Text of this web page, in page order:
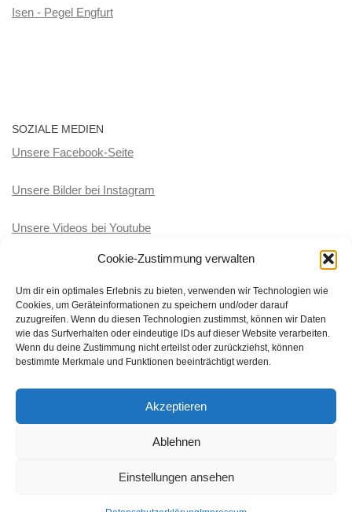
Cookie-Zustimmung verwalten
Um dir ein optimales Erlebnis zu bieten, verwenden wir Technologien wie
Cookies, um Geräteinformationen zu speichern und/oder darauf
zuzugreifen. Wenn du diesen Technologien zustimmst, können wir Daten
wie das Surfverhalten oder eindeutige IDs auf dieser Website verarbeiten.
Wenn du deine Zustimmung nicht erteilst oder zurückziehst, können
bestimmte Merkmale und Funktionen beeinträchtigt werden.
Akzeptieren
Ablehnen
Einstellungen ansehen
Isen - Pegel Engfurt
SOZIALE MEDIEN
Unsere Facebook-Seite
Unsere Bilder bei Instagram
Unsere Videos bei Youtube
KATEGORIEN
Kategorien
BRK-Wasserwacht Ortsgruppe Töging-Winhöring © 2026. Alle